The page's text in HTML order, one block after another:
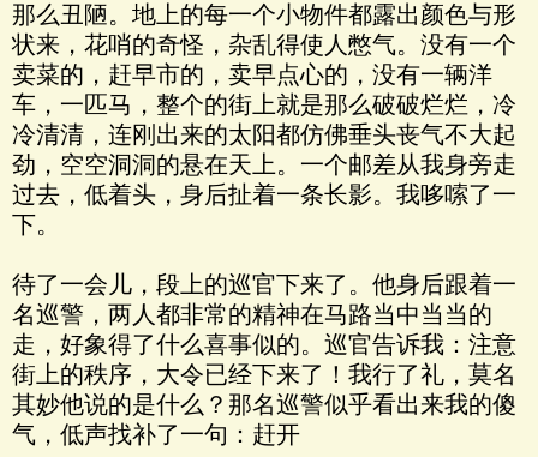
那么丑陋。地上的每一个小物件都露出颜色与形
状来，花哨的奇怪，杂乱得使人憋气。没有一个
卖菜的，赶早市的，卖早点心的，没有一辆洋
车，一匹马，整个的街上就是那么破破烂烂，冷
冷清清，连刚出来的太阳都仿佛垂头丧气不大起
劲，空空洞洞的悬在天上。一个邮差从我身旁走
过去，低着头，身后扯着一条长影。我哆嗦了一
下。
待了一会儿，段上的巡官下来了。他身后跟着一
名巡警，两人都非常的精神在马路当中当当的
走，好象得了什么喜事似的。巡官告诉我：注意
街上的秩序，大令已经下来了！我行了礼，莫名
其妙他说的是什么？那名巡警似乎看出来我的傻
气，低声找补了一句：赶开